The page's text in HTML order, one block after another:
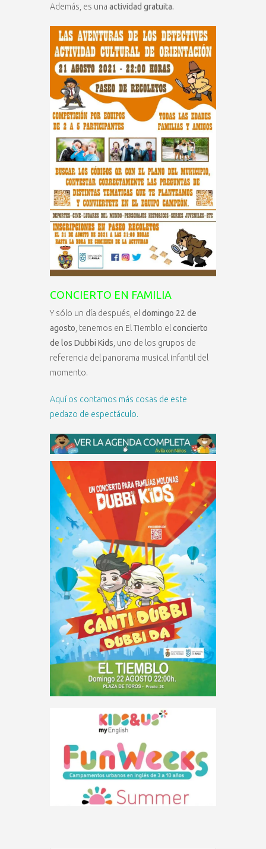
Además, es una actividad gratuita.
CONCIERTO EN FAMILIA
Y sólo un día después, el domingo 22 de
agosto , tenemos en El Tiemblo el concierto
de los Dubbi Kids , uno de los grupos de
referencia del panorama musical infantil del
momento.
Aquí os contamos más cosas de este
pedazo de espectáculo.